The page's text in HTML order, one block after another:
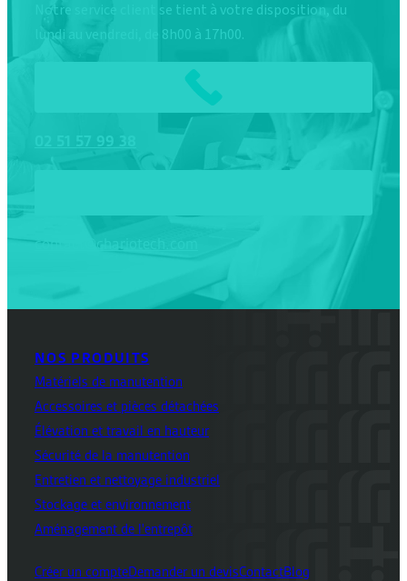
NOS PRODUITS
Matériels de manutention
Accessoires et pièces détachées
Élévation et travail en hauteur
Sécurité de la manutention
Entretien et nettoyage industriel
Stockage et environnement
Aménagement de l'entrepôt
Créer un compteDemander un devisContactBlog
Notre service client se tient à votre disposition, du
lundi au vendredi, de 8h00 à 17h00.
99 38
contact@chariotech.com